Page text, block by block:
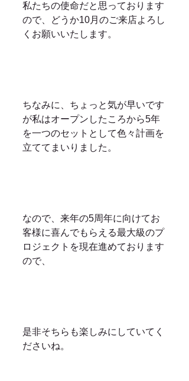
私たちの使命だと思っております
ので、どうか10月のご来店よろし
くお願いいたします。
ちなみに、ちょっと気が早いです
が私はオープンしたころから5年
を一つのセットとして色々計画を
立ててまいりました。
なので、来年の5周年に向けてお
客様に喜んでもらえる最大級のプ
ロジェクトを現在進めております
ので、
是非そちらも楽しみにしていてく
ださいね。